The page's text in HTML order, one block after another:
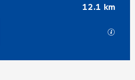
12.1 km
Mit